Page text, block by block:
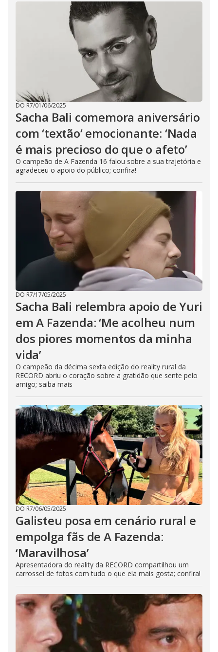
DO R7/01/06/2025
Sacha Bali comemora aniversário
com ‘textão’ emocionante: ‘Nada
é mais precioso do que o afeto’
O campeão de A Fazenda 16 falou sobre a sua trajetória e
agradeceu o apoio do público; confira!
DO R7/17/05/2025
Sacha Bali relembra apoio de Yuri
em A Fazenda: ‘Me acolheu num
dos piores momentos da minha
vida’
O campeão da décima sexta edição do reality rural da
RECORD abriu o coração sobre a gratidão que sente pelo
amigo; saiba mais
DO R7/06/05/2025
Galisteu posa em cenário rural e
empolga fãs de A Fazenda:
‘Maravilhosa’
Apresentadora do reality da RECORD compartilhou um
carrossel de fotos com tudo o que ela mais gosta; confira!